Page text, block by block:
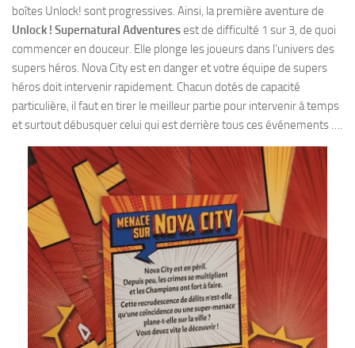
boîtes Unlock! sont progressives. Ainsi, la première aventure de
Unlock ! Supernatural Adventuresest de difficulté 1 sur 3, de quoi
commencer en douceur. Elle plonge les joueurs dans l’univers des
supers héros. Nova City est en danger et votre équipe de supers
héros doit intervenir rapidement. Chacun dotés de capacité
particulière, il faut en tirer le meilleur partie pour intervenir à temps
et surtout débusquer celui qui est derrière tous ces événements ….